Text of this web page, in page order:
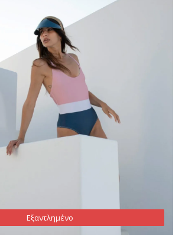
Εξαντλημένο
Εξαντλημένο